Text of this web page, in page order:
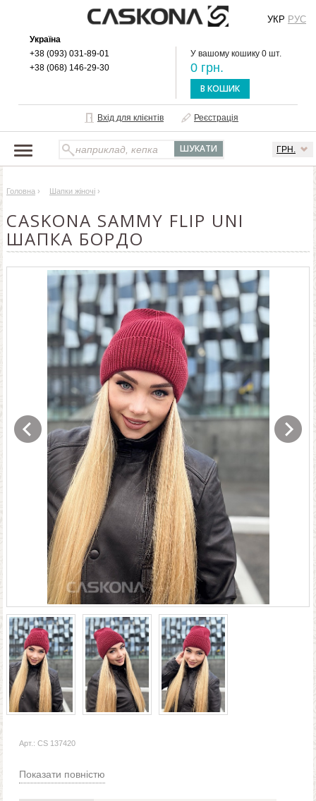
Україна
+38 (093) 031-89-01
+38 (068) 146-29-30
У вашому кошику 0 шт.
0 грн.
В КОШИК
Вхід для клієнтів Реєстрація
ГРН.
УКР РУС
ПРО БРЕНД
ДОСТАВКА І ОПЛАТА
ОПТОВИМ КЛІЄНТАМ
Головна › Шапки жіночі ›
CASKONA SAMMY FLIP UNI
ШАПКА БОРДО
Арт.: CS 137420
Показати повністю